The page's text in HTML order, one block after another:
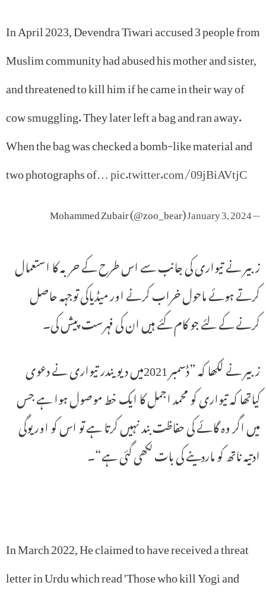
In April 2023, Devendra Tiwari accused 3 people from
Muslim community had abused his mother and sister,
and threatened to kill him if he came in their way of
cow smuggling. They later left a bag and ran away.
When the bag was checked a bomb-like material and
two photographs of…pic.twitter.com/09jBiAVtjC
— Mohammed Zubair (@zoo_bear)
January 3, 2024
زبیر نے تیواری کی جانب سے اس طرح کے حربہ کا استعمال
کرتے ہوئے ماحول خراب کرنے اور میڈیاکی توجہہ حاصل
کرنے کے لئے جو کام کئے ہیں ان کی فہرست پیش کی۔
زبیر نے لکھا کہ ”ڈسمبر 2021میں دیویندر تیواری نے دعوی
کیاتھا کہ تیواری کو محمد اجمل کا ایک خط موصول ہوا ہے جس
میں اگر وہ گائے کی حفاظت بند نہیں کرتا ہے تو اس کو اور یوگی
ادتیہ ناتھ کو ماردینے کی بات لکھی گئی ہے“۔
In March 2022, He claimed to have received a threat
letter in Urdu which read 'Those who kill Yogi and